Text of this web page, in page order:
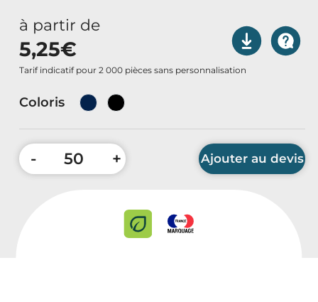
Bien être & Sécurité
Sports, loisirs & jouets
Accessoires Auto & Vélo
PLV & Mobiliers Pub
Temps Forts de l'Année
à partir de
5,25€
Tarif indicatif pour 2 000 pièces sans personnalisation
Coloris
- + Ajouter au devis